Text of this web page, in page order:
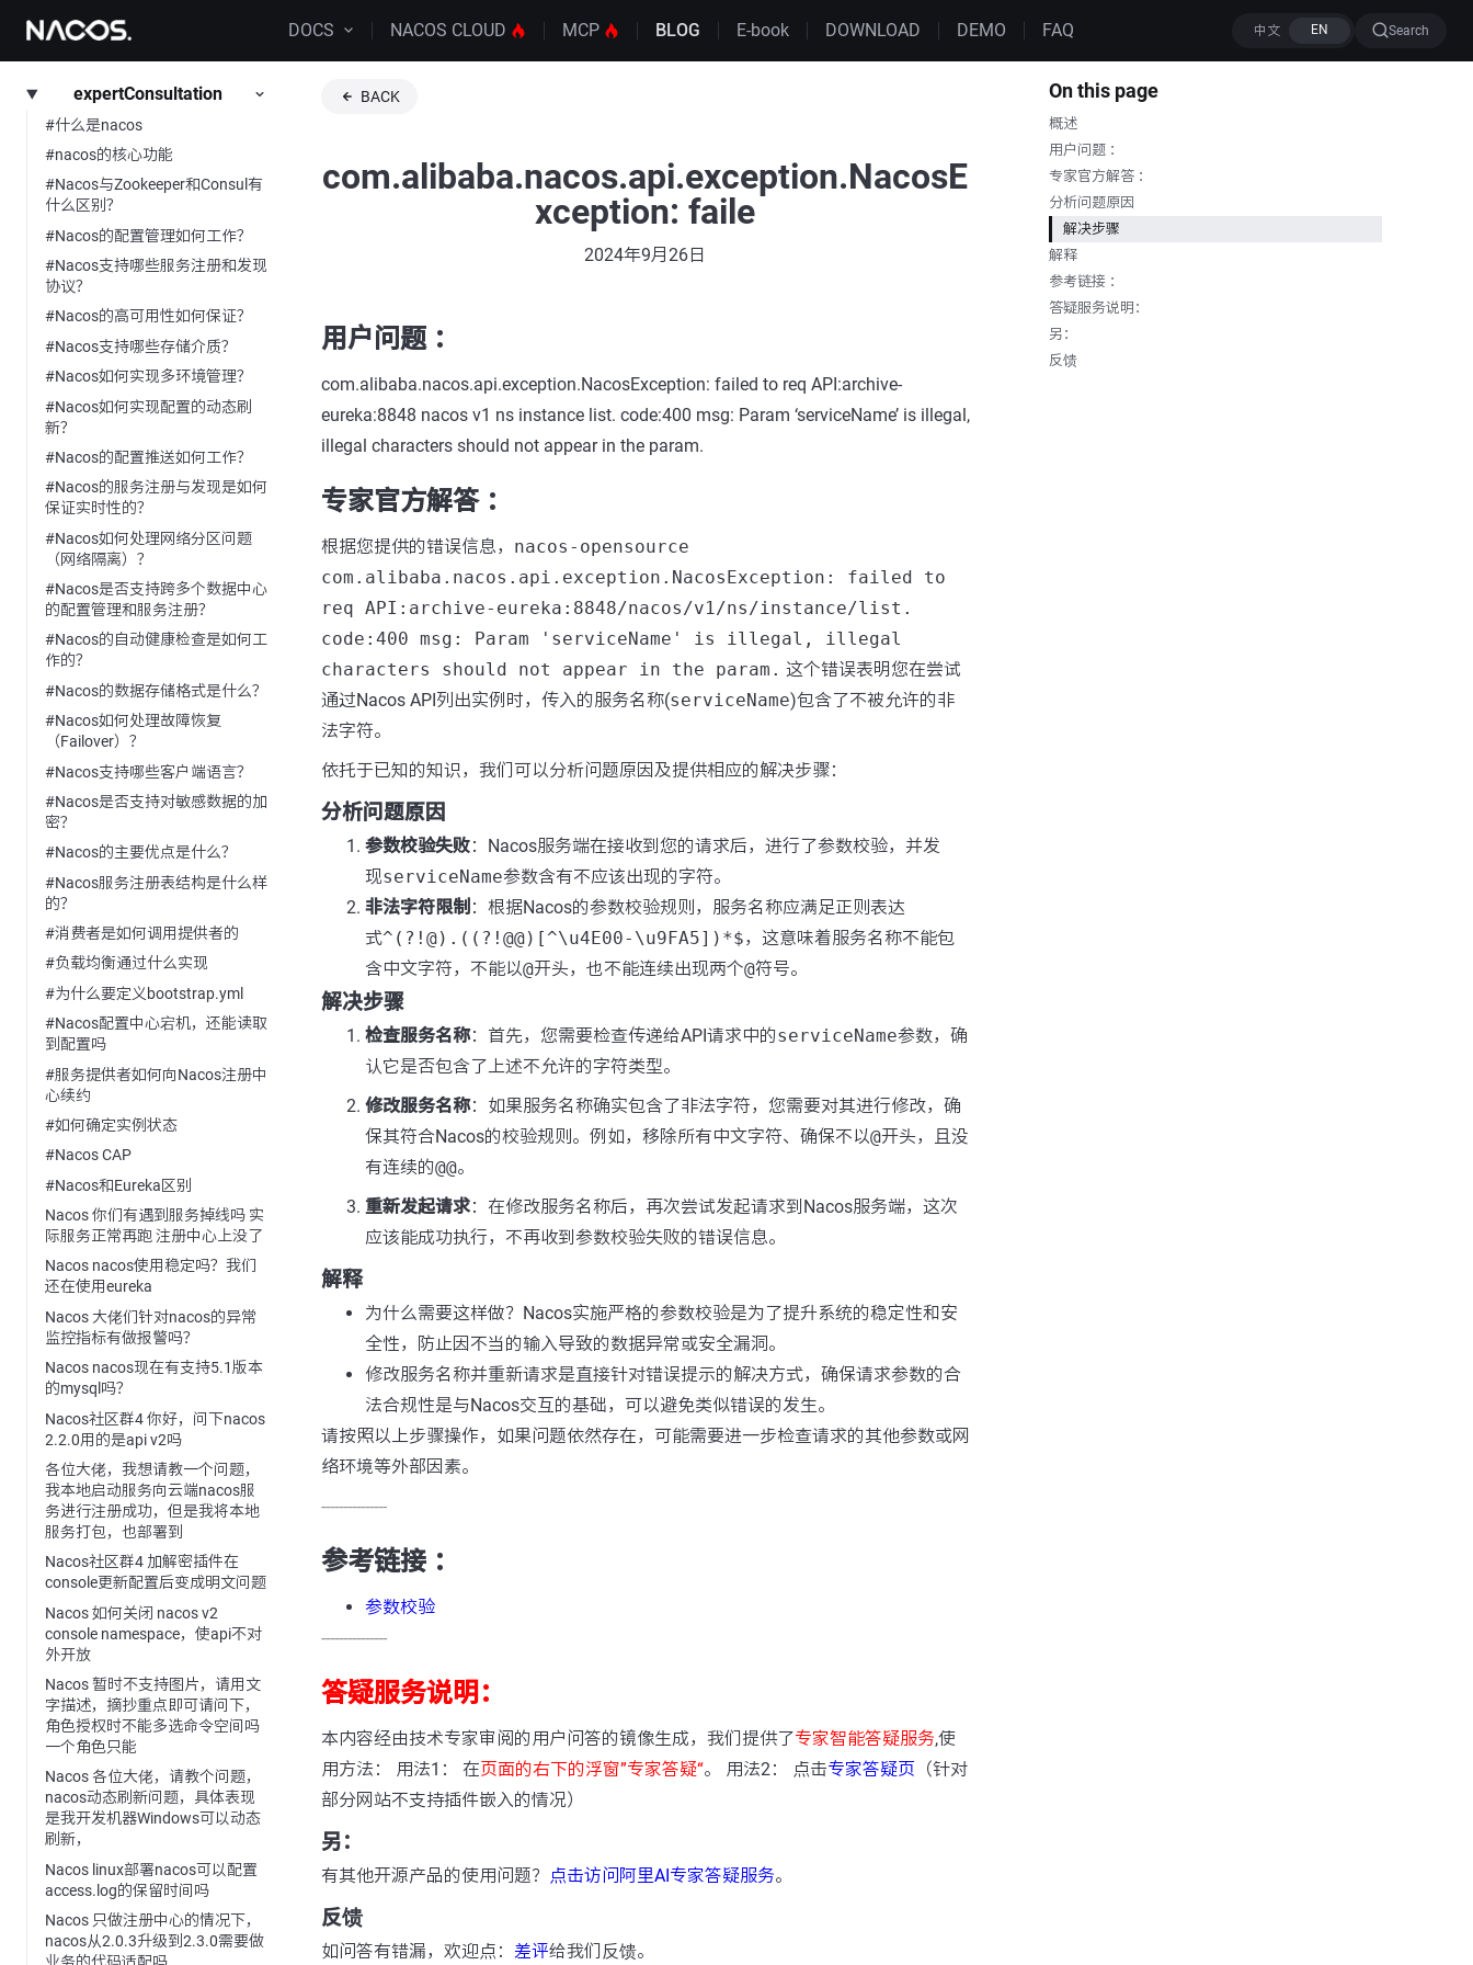
DOCS NACOS CLOUD MCP BLOG E-book DOWNLOAD DEMO FAQ Search
expertConsultation
#什么是nacos
#nacos的核心功能
#Nacos与Zookeeper和Consul有
什么区别？
#Nacos的配置管理如何工作？
#Nacos支持哪些服务注册和发现
协议？
#Nacos的高可用性如何保证？
#Nacos支持哪些存储介质？
#Nacos如何实现多环境管理？
#Nacos如何实现配置的动态刷
新？
#Nacos的配置推送如何工作？
#Nacos的服务注册与发现是如何
保证实时性的？
#Nacos如何处理网络分区问题
（网络隔离）？
#Nacos是否支持跨多个数据中心
的配置管理和服务注册？
#Nacos的自动健康检查是如何工
作的？
#Nacos的数据存储格式是什么？
#Nacos如何处理故障恢复
（Failover）？
#Nacos支持哪些客户端语言？
#Nacos是否支持对敏感数据的加
密？
#Nacos的主要优点是什么？
#Nacos服务注册表结构是什么样
的？
#消费者是如何调用提供者的
#负载均衡通过什么实现
#为什么要定义bootstrap.yml
#Nacos配置中心宕机，还能读取
到配置吗
#服务提供者如何向Nacos注册中
心续约
#如何确定实例状态
#Nacos CAP
#Nacos和Eureka区别
Nacos 你们有遇到服务掉线吗 实
际服务正常再跑 注册中心上没了
Nacos nacos使用稳定吗？我们
还在使用eureka
Nacos 大佬们针对nacos的异常
监控指标有做报警吗？
Nacos nacos现在有支持5.1版本
的mysql吗？
Nacos社区群4 你好，问下nacos
2.2.0用的是api v2吗
各位大佬，我想请教一个问题，
我本地启动服务向云端nacos服
务进行注册成功，但是我将本地
服务打包，也部署到
Nacos社区群4 加解密插件在
console更新配置后变成明文问题
Nacos 如何关闭 nacos v2
console namespace，使api不对
外开放
Nacos 暂时不支持图片，请用文
字描述，摘抄重点即可请问下，
角色授权时不能多选命令空间吗
一个角色只能
Nacos 各位大佬，请教个问题，
nacos动态刷新问题，具体表现
是我开发机器Windows可以动态
刷新，
Nacos linux部署nacos可以配置
access.log的保留时间吗
Nacos 只做注册中心的情况下，
nacos从2.0.3升级到2.3.0需要做
BACK
com.alibaba.nacos.api.exception.NacosE
xception: faile
2024年9月26日
用户问题 ：
com.alibaba.nacos.api.exception.NacosException: failed to req API:archive-
eureka:8848 nacos v1 ns instance list. code:400 msg: Param ‘serviceName’ is illegal,
illegal characters should not appear in the param.
专家官方解答 ：
根据您提供的错误信息， nacos-opensource
com.alibaba.nacos.api.exception.NacosException: failed to
req API:archive-eureka:8848/nacos/v1/ns/instance/list.
code:400 msg: Param 'serviceName' is illegal, illegal
characters should not appear in the param. 这个错误表明您在尝试
通过Nacos API列出实例时，传入的服务名称(serviceName)包含了不被允许的非
法字符。
依托于已知的知识，我们可以分析问题原因及提供相应的解决步骤：
分析问题原因
参数校验失败：Nacos服务端在接收到您的请求后，进行了参数校验，并发
现serviceName参数含有不应该出现的字符。
非法字符限制 ：根据Nacos的参数校验规则，服务名称应满足正则表达
式^(?!@).((?!@@)[^\u4E00-\u9FA5])*$，这意味着服务名称不能包
含中文字符，不能以@开头，也不能连续出现两个@符号。
解决步骤
检查服务名称：首先，您需要检查传递给API请求中的serviceName参数，确
认它是否包含了上述不允许的字符类型。
修改服务名称：如果服务名称确实包含了非法字符，您需要对其进行修改，确
保其符合Nacos的校验规则。例如，移除所有中文字符、确保不以@开头，且没
有连续的@@。
重新发起请求：在修改服务名称后，再次尝试发起请求到Nacos服务端，这次
应该能成功执行，不再收到参数校验失败的错误信息。
解释
为什么需要这样做？Nacos实施严格的参数校验是为了提升系统的稳定性和安
全性，防止因不当的输入导致的数据异常或安全漏洞。
修改服务名称并重新请求是直接针对错误提示的解决方式，确保请求参数的合
法合规性是与Nacos交互的基础，可以避免类似错误的发生。
请按照以上步骤操作，如果问题依然存在，可能需要进一步检查请求的其他参数或网
络环境等外部因素。
---------------
参考链接 ：
参数校验
---------------
答疑服务说明：
本内容经由技术专家审阅的用户问答的镜像生成，我们提供了专家智能答疑服务,使
用方法： 用法1： 在页面的右下的浮窗”专家答疑“。 用法2： 点击专家答疑页 （针对
部分网站不支持插件嵌入的情况）
另：
有其他开源产品的使用问题？ 点击访问阿里AI专家答疑服务。
反馈
如问答有错漏，欢迎点： 差评给我们反馈。
On this page
概述
用户问题 ：
专家官方解答 ：
分析问题原因
解决步骤
解释
参考链接 ：
答疑服务说明：
另：
反馈